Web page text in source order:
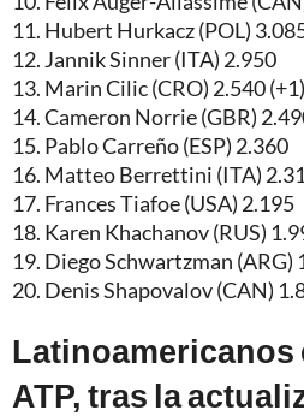
11. Hubert Hurkacz (POL)
12. Jannik Sinner (ITA) 2.950
13. Marin Cilic (CRO) 2.540 (+1)
14. Cameron Norrie (GBR)
15. Pablo Carreño (ESP) 2.360
16. Matteo Berrettini (ITA)
17. Frances Tiafoe (USA) 2.195
18. Karen Khachanov (RUS)
19. Diego Schwartzman (ARG)
20. Denis Shapovalov (CAN)
Latinoamericanos
ATP, tras la